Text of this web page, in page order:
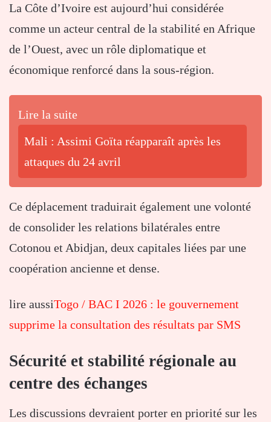
La Côte d’Ivoire est aujourd’hui considérée
comme un acteur central de la stabilité en Afrique
de l’Ouest, avec un rôle diplomatique et
économique renforcé dans la sous-région.
Lire la suite
Mali : Assimi Goïta réapparaît après les
attaques du 24 avril
Ce déplacement traduirait également une volonté
de consolider les relations bilatérales entre
Cotonou et Abidjan, deux capitales liées par une
coopération ancienne et dense.
lire aussiTogo / BAC I 2026 : le gouvernement
supprime la consultation des résultats par SMS
Sécurité et stabilité régionale au
centre des échanges
Les discussions devraient porter en priorité sur les